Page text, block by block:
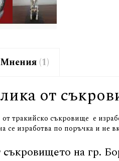
от
тракийско съкровище е
се изработва по поръчка и не
съкровището на гр.
Мнения 1